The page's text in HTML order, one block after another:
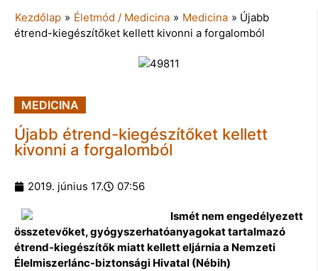
Kezdőlap » Életmód / Medicina » Medicina » Újabb
étrend-kiegészítőket kellett kivonni a forgalomból
MEDICINA
Újabb étrend-kiegészítőket kellett
kivonni a forgalomból
2019. június 17. 07:56
Ismét nem engedélyezett
összetevőket, gyógyszerhatóanyagokat tartalmazó
étrend-kiegészítők miatt kellett eljárnia a Nemzeti
Élelmiszerlánc-biztonsági Hivatal (Nébih)